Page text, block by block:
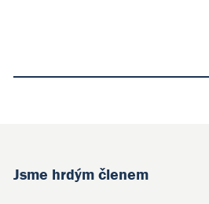
Jsme hrdým členem